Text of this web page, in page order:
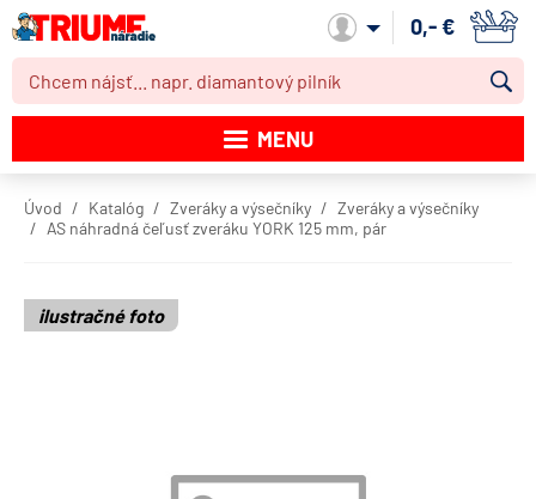
Môj účet
0,- €
MENU
Akcie
Úvod Katalóg Zveráky a výsečníky
Zveráky a výsečníky
AS náhradná čeľusť zveráku YORK 125 mm, pár
ilustračné foto